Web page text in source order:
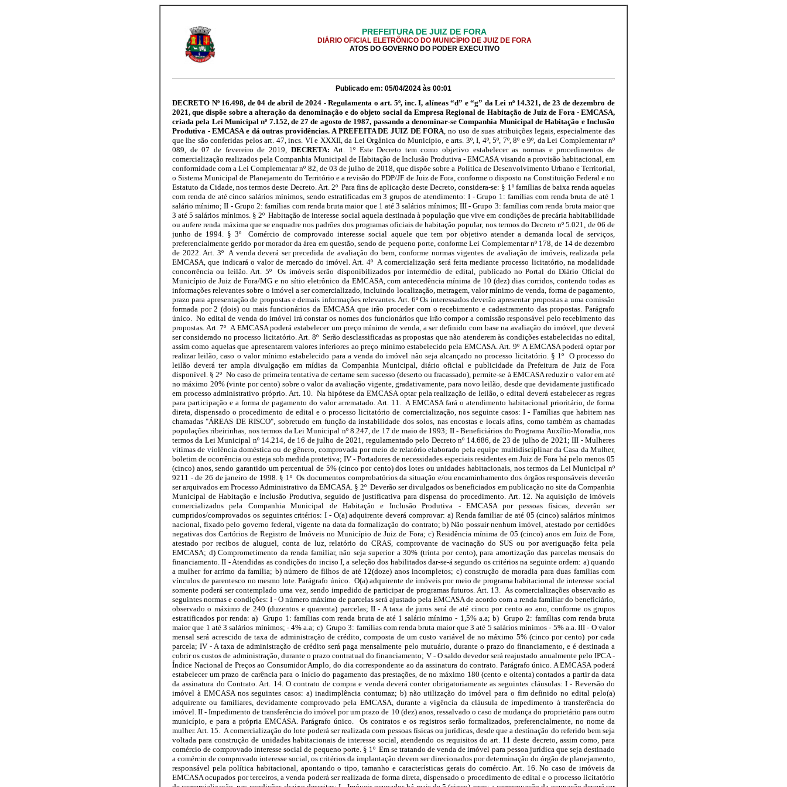
PREFEITURA DE JUIZ DE FORA
DIÁRIO OFICIAL ELETRÔNICO DO MUNICÍPIO DE JUIZ DE FORA
ATOS DO GOVERNO DO PODER EXECUTIVO
Publicado em: 05/04/2024 às 00:01
DECRETO Nº 16.498, de 04 de abril de 2024 - Regulamenta o art. 5º, inc. I, alíneas “d” e “g” da Lei nº 14.321, de 23 de dezembro de
2021, que dispõe sobre a alteração da denominação e do objeto social da Empresa Regional de Habitação de Juiz de Fora - EMCASA,
criada pela Lei Municipal nº 7.152, de 27 de agosto de 1987, passando a denominar-se Companhia Municipal de Habitação e Inclusão
Produtiva - EMCASA e dá outras providências. A PREFEITA DE JUIZ DE FORA, no uso de suas atribuições legais, especialmente das
que lhe são conferidas pelos art. 47, incs. VI e XXXII, da Lei Orgânica do Município, e arts. 3º, I, 4º, 5º, 7º, 8º e 9º, da Lei Complementar nº
089, de 07 de fevereiro de 2019,DECRETA:Art. 1º Este Decreto tem como objetivo estabelecer as normas e procedimentos de comercialização realizados pela Companhia Municipal de Habitação de Inclusão Produtiva - EMCASA visando a provisão habitacional, em conformidade com a Lei Complementar nº 82, de 03 de julho de 2018, que dispõe sobre a Política de Desenvolvimento Urbano e Territorial, o Sistema Municipal de Planejamento do Território e a revisão do PDP/JF de Juiz de Fora, conforme o disposto na Constituição Federal e no Estatuto da Cidade, nos termos deste Decreto. Art. 2º Para fins de aplicação deste Decreto, considera-se: § 1º famílias de baixa renda aquelas com renda de até cinco salários mínimos, sendo estratificadas em 3 grupos de atendimento: I - Grupo 1: famílias com renda bruta de até 1 salário mínimo; II - Grupo 2: famílias com renda bruta maior que 1 até 3 salários mínimos; III - Grupo 3: famílias com renda bruta maior que 3 até 5 salários mínimos. § 2º Habitação de interesse social aquela destinada à população que vive em condições de precária habitabilidade ou aufere renda máxima que se enquadre nos padrões dos programas oficiais de habitação popular, nos termos do Decreto nº 5.021, de 06 de junho de 1994. § 3º Comércio de comprovado interesse social aquele que tem por objetivo atender a demanda local de serviços, preferencialmente gerido por morador da área em questão, sendo de pequeno porte, conforme Lei Complementar nº 178, de 14 de dezembro de 2022. Art. 3º A venda deverá ser precedida de avaliação do bem, conforme normas vigentes de avaliação de imóveis, realizada pela EMCASA, que indicará o valor de mercado do imóvel. Art. 4º A comercialização será feita mediante processo licitatório, na modalidade concorrência ou leilão. Art. 5º Os imóveis serão disponibilizados por intermédio de edital, publicado no Portal do Diário Oficial do Município de Juiz de Fora/MG e no sítio eletrônico da EMCASA, com antecedência mínima de 10 (dez) dias corridos, contendo todas as informações relevantes sobre o imóvel a ser comercializado, incluindo localização, metragem, valor mínimo de venda, forma de pagamento, prazo para apresentação de propostas e demais informações relevantes. Art. 6º Os interessados deverão apresentar propostas a uma comissão formada por 2 (dois) ou mais funcionários da EMCASA que irão proceder com o recebimento e cadastramento das propostas. Parágrafo único. No edital de venda do imóvel irá constar os nomes dos funcionários que irão compor a comissão responsável pelo recebimento das propostas. Art. 7º A EMCASA poderá estabelecer um preço mínimo de venda, a ser definido com base na avaliação do imóvel, que deverá ser considerado no processo licitatório. Art. 8º Serão desclassificadas as propostas que não atenderem às condições estabelecidas no edital, assim como aquelas que apresentarem valores inferiores ao preço mínimo estabelecido pela EMCASA. Art. 9º A EMCASA poderá optar por realizar leilão, caso o valor mínimo estabelecido para a venda do imóvel não seja alcançado no processo licitatório. § 1º O processo do leilão deverá ter ampla divulgação em mídias da Companhia Municipal, diário oficial e publicidade da Prefeitura de Juiz de Fora disponível. § 2º No caso de primeira tentativa de certame sem sucesso (deserto ou fracassado), permite-se à EMCASA reduzir o valor em até no máximo 20% (vinte por cento) sobre o valor da avaliação vigente, gradativamente, para novo leilão, desde que devidamente justificado em processo administrativo próprio. Art. 10. Na hipótese da EMCASA optar pela realização de leilão, o edital deverá estabelecer as regras para participação e a forma de pagamento do valor arrematado. Art. 11. A EMCASA fará o atendimento habitacional prioritário, de forma direta, dispensado o procedimento de edital e o processo licitatório de comercialização, nos seguinte casos: I - Famílias que habitem nas chamadas "ÁREAS DE RISCO", sobretudo em função da instabilidade dos solos, nas encostas e locais afins, como também as chamadas populações ribeirinhas, nos termos da Lei Municipal nº 8.247, de 17 de maio de 1993; II - Beneficiários do Programa Auxílio-Moradia, nos termos da Lei Municipal nº 14.214, de 16 de julho de 2021, regulamentado pelo Decreto nº 14.686, de 23 de julho de 2021; III - Mulheres vítimas de violência doméstica ou de gênero, comprovada por meio de relatório elaborado pela equipe multidisciplinar da Casa da Mulher, boletim de ocorrência ou esteja sob medida protetiva; IV - Portadores de necessidades especiais residentes em Juiz de Fora há pelo menos 05 (cinco) anos, sendo garantido um percentual de 5% (cinco por cento) dos lotes ou unidades habitacionais, nos termos da Lei Municipal nº 9211 - de 26 de janeiro de 1998. § 1º Os documentos comprobatórios da situação e/ou encaminhamento dos órgãos responsáveis deverão ser arquivados em Processo Administrativo da EMCASA. § 2º Deverão ser divulgados os beneficiados em publicação no site da Companhia Municipal de Habitação e Inclusão Produtiva, seguido de justificativa para dispensa do procedimento. Art. 12. Na aquisição de imóveis comercializados pela Companhia Municipal de Habitação e Inclusão Produtiva - EMCASA por pessoas físicas, deverão ser cumpridos/comprovados os seguintes critérios: I - O(a) adquirente deverá comprovar: a) Renda familiar de até 05 (cinco) salários mínimos nacional, fixado pelo governo federal, vigente na data da formalização do contrato; b) Não possuir nenhum imóvel, atestado por certidões negativas dos Cartórios de Registro de Imóveis no Município de Juiz de Fora; c) Residência mínima de 05 (cinco) anos em Juiz de Fora, atestado por recibos de aluguel, conta de luz, relatório do CRAS, comprovante de vacinação do SUS ou por averiguação feita pela EMCASA; d) Comprometimento da renda familiar, não seja superior a 30% (trinta por cento), para amortização das parcelas mensais do financiamento. II - Atendidas as condições do inciso I, a seleção dos habilitados dar-se-á segundo os critérios na seguinte ordem: a) quando a mulher for arrimo da família; b) número de filhos de até 12(doze) anos incompletos; c) construção de moradia para duas famílias com vínculos de parentesco no mesmo lote. Parágrafo único. O(a) adquirente de imóveis por meio de programa habitacional de interesse social somente poderá ser contemplado uma vez, sendo impedido de participar de programas futuros. Art. 13. As comercializações observarão as seguintes normas e condições: I - O número máximo de parcelas será ajustado pela EMCASA de acordo com a renda familiar do beneficiário, observado o máximo de 240 (duzentos e quarenta) parcelas; II - A taxa de juros será de até cinco por cento ao ano, conforme os grupos estratificados por renda: a) Grupo 1: famílias com renda bruta de até 1 salário mínimo - 1,5% a.a; b) Grupo 2: famílias com renda bruta maior que 1 até 3 salários mínimos; - 4% a.a; c) Grupo 3: famílias com renda bruta maior que 3 até 5 salários mínimos - 5% a.a. III - O valor mensal será acrescido de taxa de administração de crédito, composta de um custo variável de no máximo 5% (cinco por cento) por cada parcela; IV - A taxa de administração de crédito será paga mensalmente pelo mutuário, durante o prazo do financiamento, e é destinada a cobrir os custos de administração, durante o prazo contratual do financiamento; V - O saldo devedor será reajustado anualmente pelo IPCA - Índice Nacional de Preços ao Consumidor Amplo, do dia correspondente ao da assinatura do contrato. Parágrafo único. A EMCASA poderá estabelecer um prazo de carência para o início do pagamento das prestações, de no máximo 180 (cento e oitenta) contados a partir da data da assinatura do Contrato. Art. 14. O contrato de compra e venda deverá conter obrigatoriamente as seguintes cláusulas: I - Reversão do imóvel à EMCASA nos seguintes casos: a) inadimplência contumaz; b) não utilização do imóvel para o fim definido no edital pelo(a) adquirente ou familiares, devidamente comprovado pela EMCASA, durante a vigência da cláusula de impedimento à transferência do imóvel. II - Impedimento de transferência do imóvel por um prazo de 10 (dez) anos, ressalvado o caso de mudança do proprietário para outro município, e para a própria EMCASA. Parágrafo único. Os contratos e os registros serão formalizados, preferencialmente, no nome da mulher. Art. 15. A comercialização do lote poderá ser realizada com pessoas físicas ou jurídicas, desde que a destinação do referido bem seja voltada para construção de unidades habitacionais de interesse social, atendendo os requisitos do art. 11 deste decreto, assim como, para comércio de comprovado interesse social de pequeno porte. § 1º Em se tratando de venda de imóvel para pessoa jurídica que seja destinado a comércio de comprovado interesse social, os critérios da implantação devem ser direcionados por determinação do órgão de planejamento, responsável pela política habitacional, apontando o tipo, tamanho e características gerais do comércio. Art. 16. No caso de imóveis da EMCASA ocupados por terceiros, a venda poderá ser realizada de forma direta, dispensado o procedimento de edital e o processo licitatório de comercialização, nas condições abaixo descritas: I - Imóveis ocupados há mais de 5 (cinco) anos: a comprovação da ocupação deverá ser feita por meio de boletos no endereço do imóvel ocupado e em nome do ocupante ou por meio de Contrato de Compra e Venda; II - Imóveis há menos de 5 (cinco) anos: a comprovação da ocupação poderá ser por meio de relatório emitido pelo CRAS, assim como com visita da equipe técnica da EMCASA a área, ou por Ata Notarial com no mínimo 3 (três) testemunhas que residam nas proximidades do imóvel ocupado. § 1º Os Imóveis ocupados que possuem contrato ativo entre a EMCASA e o adquirente originário, que se enquadrem nas condições deste artigo, deverão ser rescindidos de forma unilateral. § 2º Os contratos previstos no § 1º, do art. 14, são aqueles que o adquirente originário cedeu, realizou a comercialização de forma indevida